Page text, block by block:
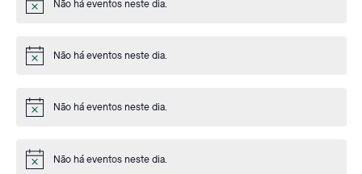
Aviso Não há eventos neste dia.
Aviso Não há eventos neste dia.
Aviso Não há eventos neste dia.
Aviso Não há eventos neste dia.